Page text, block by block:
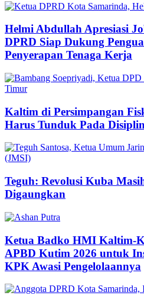
Helmi Abdullah Apresiasi
DPRD Siap Dukung
Penyerapan Tenaga Kerja
Kaltim di Persimpangan
Harus Tunduk Pada
Teguh: Revolusi Kuba
Digaungkan
Ketua Badko HMI Kaltim-
APBD Kutim 2026 untuk
KPK Awasi Pengelolaannya